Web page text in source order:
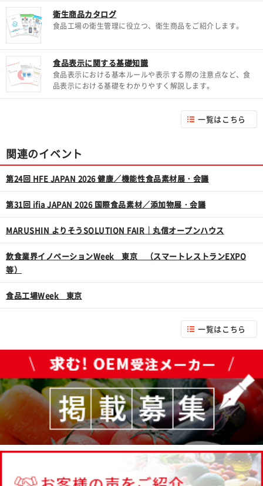
衛生商品カタログ
食品工場の衛生管理に役立つ、衛生商品をご紹介します。
食品表示に関する基礎知識
食品表示における基本ルールや表示する際の注意点など、食
品表示における基礎をわかりやすく解説します。
一覧はこちら
関連のイベント
第24回 HFE JAPAN 2026 健康／機能性食品素材展・会議
第31回 ifia JAPAN 2026 国際食品素材／添加物展・会議
MARUSHIN よりそうSOLUTION FAIR｜丸信オープンハウス
飲食業界イノベーションWeek 東京 （スマートレストランEXPO
等）
食品工場Week 東京
一覧はこちら